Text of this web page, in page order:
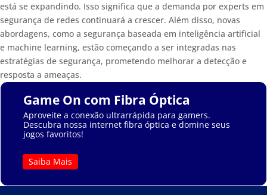
está se expandindo. Isso significa que a demanda por experts em
segurança de redes continuará a crescer. Além disso, novas
abordagens, como a segurança baseada em inteligência artificial
e machine learning, estão começando a ser integradas nas
estratégias de segurança, prometendo melhorar a detecção e
resposta a ameaças.
Game On com Fibra Óptica
Aproveite a conexão ultrarrápida para gamers.
Descubra nossa internet fibra óptica e domine seus
jogos favoritos!
Saiba Mais